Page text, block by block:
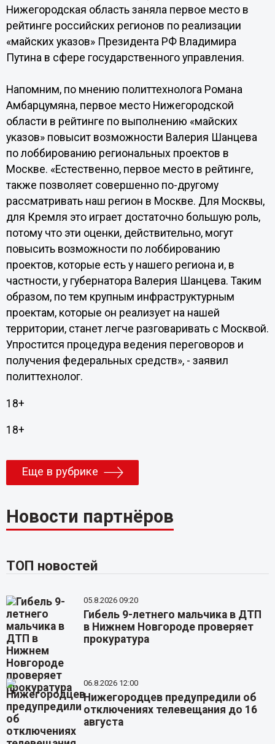
Нижегородская область заняла первое место в
рейтинге российских регионов по реализации
«майских указов» Президента РФ Владимира
Путина в сфере государственного управления.
Напомним, по мнению политтехнолога Романа
Амбарцумяна, первое место Нижегородской
области в рейтинге по выполнению «майских
указов» повысит возможности Валерия Шанцева
по лоббированию региональных проектов в
Москве. «Естественно, первое место в рейтинге,
также позволяет совершенно по-другому
рассматривать наш регион в Москве. Для Москвы,
для Кремля это играет достаточно большую роль,
потому что эти оценки, действительно, могут
повысить возможности по лоббированию
проектов, которые есть у нашего региона и, в
частности, у губернатора Валерия Шанцева. Таким
образом, по тем крупным инфраструктурным
проектам, которые он реализует на нашей
территории, станет легче разговаривать с Москвой.
Упростится процедура ведения переговоров и
получения федеральных средств», - заявил
политтехнолог.
18+
18+
Еще в рубрике
Новости партнёров
ТОП новостей
05.8.2026 09:20
Гибель 9-летнего мальчика в ДТП
в Нижнем Новгороде проверяет
прокуратура
06.8.2026 12:00
Нижегородцев предупредили об
отключениях телевещания до 16
августа